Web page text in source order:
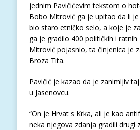
jednim Pavičićevim tekstom o
Bobo Mitrović ga je upitao da li
bio staro etničko selo, a koje je
ga je gradilo 400 političkih i
Mitrović pojasnio, ta činjenica je
Broza Tita.
Pavičić je kazao da je zanimljiv
u Jasenovcu.
“On je Hrvat s Krka, ali je kao
neka njegova zdanja gradili